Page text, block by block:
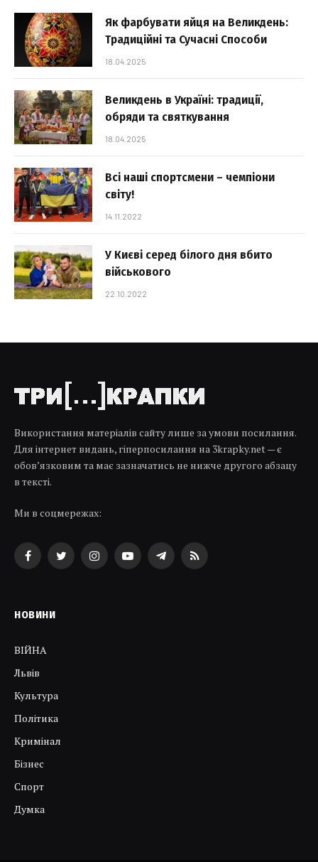
Як фарбувати яйця на Великдень:
Традиційні та Сучасні Способи
18.04.2025
Великдень в Україні: традиції,
обряди та святкування
18.04.2025
Всі наші спортсмени – чемпіони
світу!
14.11.2022
У Києві серед білого дня вбито
військового
22.10.2022
Використання матеріалів сайту лише за умови посилання.
Для інтернет видань, гіперпосилання на 3krapky.net — є
обов’язковим та має зазначатись не нижче другого абзацу
в тексті.
Ми в соцмережах:
FacebookTwitterInstagramYouTubeTelegramRSS
НОВИНИ
ВІЙНА
Львів
Культура
Політика
Кримінал
Бізнес
Спорт
Думка